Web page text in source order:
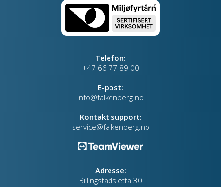
Telefon:
+47 66 77 89 00
E-post:
info@falkenberg.no
Kontakt support:
service@falkenberg.no
Adresse:
Billingstadsletta 30